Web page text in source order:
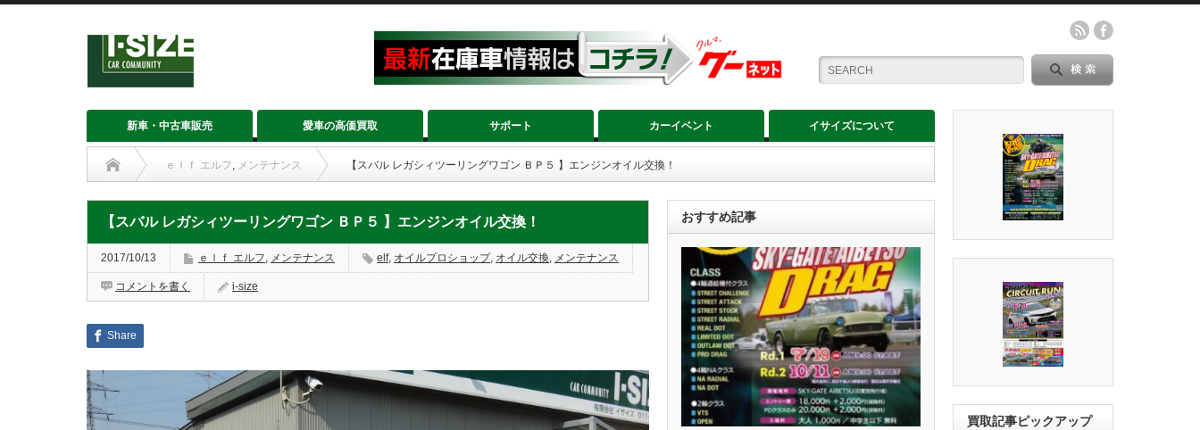
新車・中古車販売 愛車の高価買取 サポート カーイベント イサイズについて
ｅｌｆ エルフ , メンテナンス 【スバル レガシィツーリングワゴン ＢＰ５ 】エンジンオイル交換！
【スバル レガシィツーリングワゴン ＢＰ５ 】エンジンオイル交換！
2017/10/13 ｅｌｆ エルフ, メンテナンス elf, オイルプロショップ, オイル交換, メンテナンス
コメントを書く i-size
Share
おすすめ記事
買取記事ピックアップ